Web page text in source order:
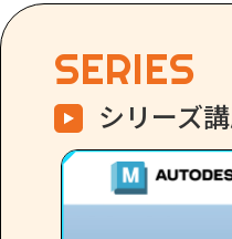
SERIES
シリーズ